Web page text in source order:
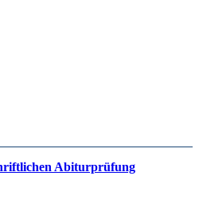
Abiturprüfung